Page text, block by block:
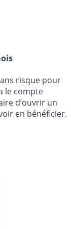
risque pour
le compte
d’ouvrir un
en bénéficier.